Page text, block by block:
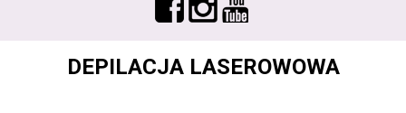
DEPILACJA LASEROWOWA